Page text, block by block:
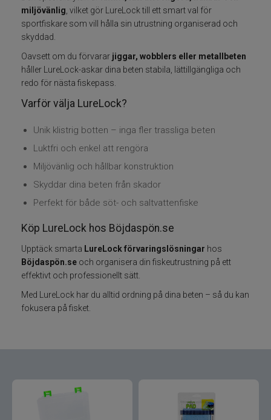
Småplock
Tillbehör
Flugfiske
Kläder
Specimenfiske
Varumärken
Grundéns
miljövänlig , vilket gör LureLock till ett smart val för
sportfiskare som vill hålla sin utrustning organiserad och
skyddad.
Oavsett om du förvarar jiggar, wobblers eller metallbeten
håller LureLock-askar dina beten stabila, lättillgängliga och
redo för nästa fiskepass.
Varför välja LureLock?
Unik klistrig botten – inga fler trassliga beten
Luktfri och enkel att rengöra
Miljövänlig och hållbar konstruktion
Skyddar dina beten från skador
Perfekt för både söt- och saltvattenfiske
Köp LureLock hos Böjdaspön.se
Upptäck smarta LureLock förvaringslösningar hos
Böjdaspön.se och organisera din fiskeutrustning på ett
effektivt och professionellt sätt.
Med LureLock har du alltid ordning på dina beten – så du kan
fokusera på fisket.